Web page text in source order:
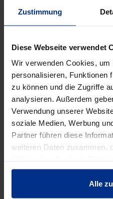
Zustimmung
Diese Webseite verwendet
Wir verwenden Cookies, um
personalisieren, Funktionen
zu können und die Zugriffe
analysieren. Außerdem
Verwendung unserer
soziale Medien, Werbung
Partner führen diese
weiteren Daten zusammen,
gesammelt haben.
Alle
SCHM16/110RF
Mutternschrauben
16/110 rostfrei